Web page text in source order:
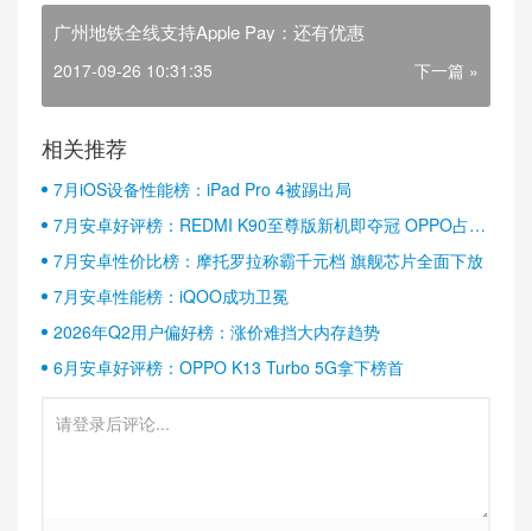
广州地铁全线支持Apple Pay：还有优惠
2017-09-26 10:31:35 下一篇 »
相关推荐
7月iOS设备性能榜：iPad Pro 4被踢出局
7月安卓好评榜：REDMI K90至尊版新机即夺冠 OPPO占据
半壁江山
7月安卓性价比榜：摩托罗拉称霸千元档 旗舰芯片全面下放
7月安卓性能榜：iQOO成功卫冕
2026年Q2用户偏好榜：涨价难挡大内存趋势
6月安卓好评榜：OPPO K13 Turbo 5G拿下榜首